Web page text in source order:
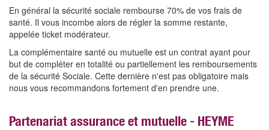
En général la sécurité sociale rembourse 70% de vos frais de
santé. Il vous incombe alors de régler la somme restante,
appelée ticket modérateur.
La complémentaire santé ou mutuelle est un contrat ayant pour
but de compléter en totalité ou partiellement les remboursements
de la sécurité Sociale. Cette dernière n'est pas obligatoire mais
nous vous recommandons fortement d'en prendre une.
Partenariat assurance et mutuelle - HEYME